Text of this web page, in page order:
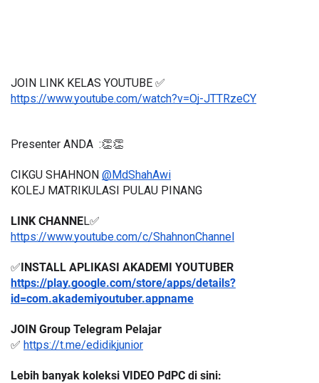
JOIN LINK KELAS YOUTUBE ✅
https://www.youtube.com/watch?v=Oj-JTTRzeCY
Presenter ANDA  :👏👏
CIKGU SHAHNON @MdShahAwi
KOLEJ MATRIKULASI PULAU PINANG
LINK CHANNEL✅
https://www.youtube.com/c/ShahnonChannel
✅INSTALL APLIKASI AKADEMI YOUTUBER
https://play.google.com/store/apps/details?
id=com.akademiyoutuber.appname
JOIN Group Telegram Pelajar
✅ https://t.me/edidikjunior
Lebih banyak koleksi VIDEO PdPC di sini: